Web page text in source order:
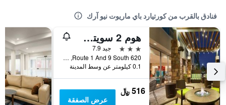
فنادق بالقرب من كورتيارد باي ماريوت نيو آرك
هوم 2 سويتس باي هيلتون نيوارك أيربورت
3 نجوم
جيد 7.9
620 Route 1 And 9 South, نيوآرك, NJ, الولايات المتحدة الأميريكية
0.1 كيلومتر عن وسط المدينة
516 ﷼
عرض الصفقة